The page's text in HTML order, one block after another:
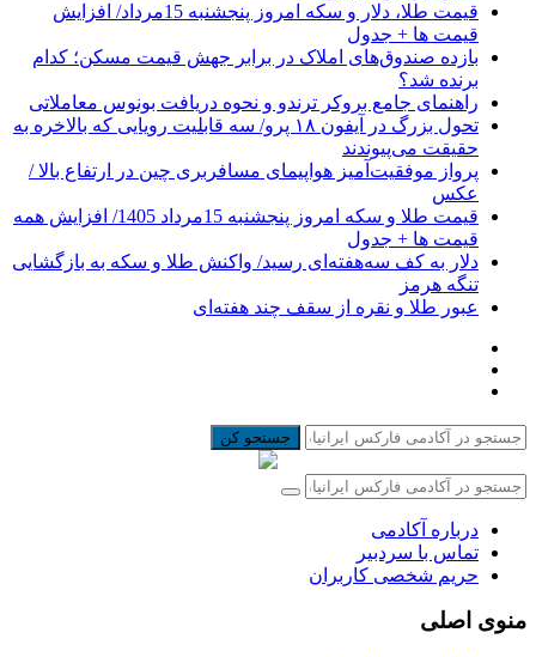
قیمت طلا، دلار و سکه امروز پنجشنبه 15مرداد/ افزایش
قیمت ها + جدول
بازده صندوق‌های املاک در برابر جهش قیمت مسکن؛ کدام
برنده شد؟
راهنمای جامع بروکر ترندو و نحوه دریافت بونوس معاملاتی
تحول بزرگ در آیفون ۱۸ پرو/ سه قابلیت رویایی که بالاخره به
حقیقت می‌پیوندند
پرواز موفقیت‌آمیز هواپیمای مسافربری چین در ارتفاع بالا /
عکس
قیمت طلا و سکه امروز پنجشنبه 15مرداد 1405/ افزایش همه
قیمت ها + جدول
دلار به کف سه‌هفته‌ای رسید/ واکنش طلا و سکه به بازگشایی
تنگه هرمز
عبور طلا و نقره از سقف چند هفته‌ای
جستجو کن
درباره آکادمی
تماس با سردبیر
حریم شخصی کاربران
منوی اصلی